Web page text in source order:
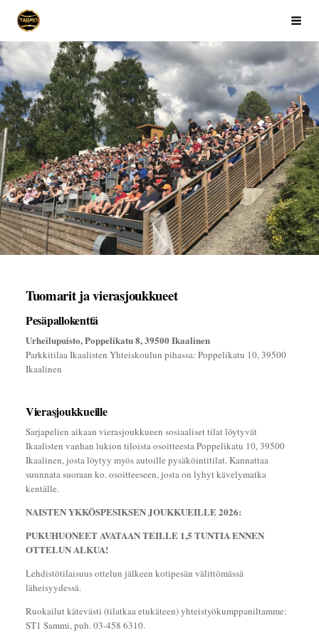
Siirry
sivun
sisältöön
Ikaalisten Tarmo
Tuomarit ja vierasjoukkueet
Pesäpallokenttä
Urheilupuisto, Poppelikatu 8, 39500 Ikaalinen
Parkkitilaa Ikaalisten Yhteiskoulun pihassa: Poppelikatu 10, 39500
Ikaalinen
Vierasjoukkueille
Sarjapelien aikaan vierasjoukkueen sosiaaliset tilat löytyvät
Ikaalisten vanhan lukion tiloista osoitteesta Poppelikatu 10, 39500
Ikaalinen, josta löytyy myös autoille pysäköintitilat. Kannattaa
suunnata suoraan ko. osoitteeseen, josta on lyhyt kävelymatka
kentälle.
NAISTEN YKKÖSPESIKSEN JOUKKUEILLE 2026:
PUKUHUONEET AVATAAN TEILLE 1,5 TUNTIA ENNEN
OTTELUN ALKUA!
Lehdistötilaisuus ottelun jälkeen kotipesän välittömässä
läheisyydessä.
Ruokailut kätevästi (tilatkaa etukäteen) yhteistyökumppaniltamme:
ST1 Sammi, puh. 03-458 6310.